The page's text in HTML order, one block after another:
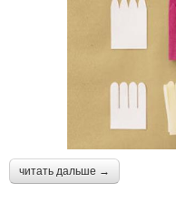
читать дальше →